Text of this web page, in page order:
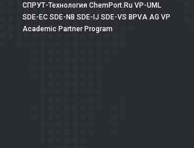
СПРУТ-Технология ChemPort.Ru VP-UML
SDE-EC SDE-NB SDE-IJ SDE-VS BPVA AG VP
Academic Partner Program